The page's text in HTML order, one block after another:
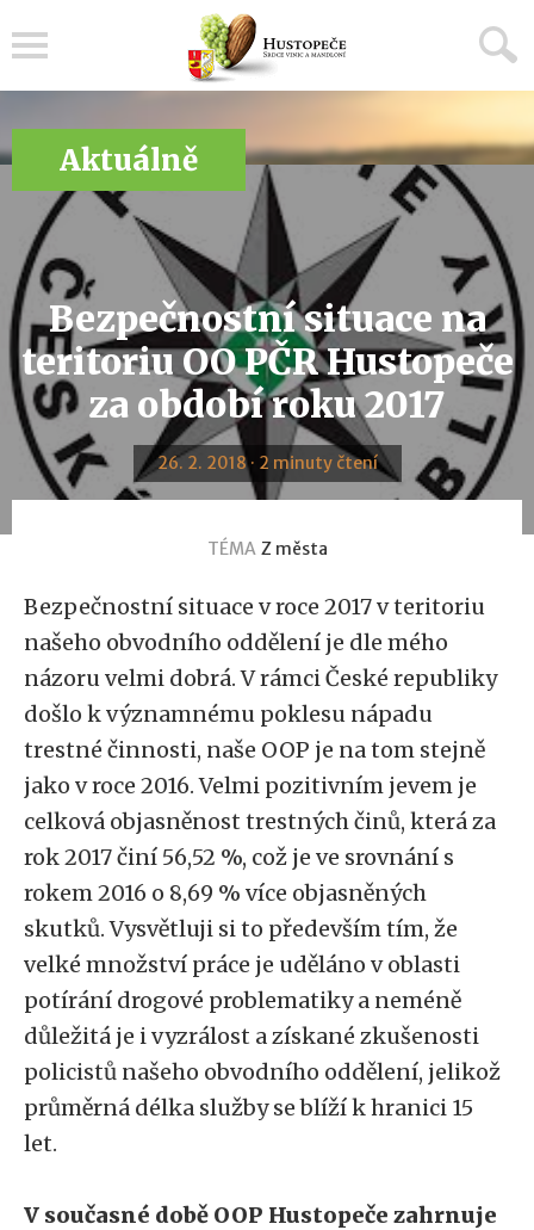
Aktuálně
Bezpečnostní situace na
teritoriu OO PČR Hustopeče
za období roku 2017
26. 2. 2018 · 2 minuty čtení
TÉMA Z města
Bezpečnostní situace v roce 2017 v teritoriu
našeho obvodního oddělení je dle mého
názoru velmi dobrá. V rámci České republiky
došlo k významnému poklesu nápadu
trestné činnosti, naše OOP je na tom stejně
jako v roce 2016. Velmi pozitivním jevem je
celková objasněnost trestných činů, která za
rok 2017 činí 56,52 %, což je ve srovnání s
rokem 2016 o 8,69 % více objasněných
skutků. Vysvětluji si to především tím, že
velké množství práce je uděláno v oblasti
potírání drogové problematiky a neméně
důležitá je i vyzrálost a získané zkušenosti
policistů našeho obvodního oddělení, jelikož
průměrná délka služby se blíží k hranici 15
let.
V současné době OOP Hustopeče zahrnuje